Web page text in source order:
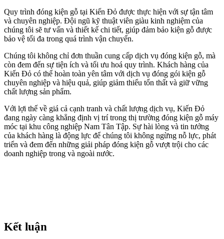
Quy trình đóng kiện gỗ tại Kiến Đỏ được thực hiện với sự tận tâm
và chuyên nghiệp. Đội ngũ kỹ thuật viên giàu kinh nghiệm của
chúng tôi sẽ tư vấn và thiết kế chi tiết, giúp đảm bảo kiện gỗ được
bảo vệ tối đa trong quá trình vận chuyển.
Chúng tôi không chỉ đơn thuần cung cấp dịch vụ đóng kiện gỗ, mà
còn đem đến sự tiện ích và tối ưu hoá quy trình. Khách hàng của
Kiến Đỏ có thể hoàn toàn yên tâm với dịch vụ đóng gói kiện gỗ
chuyên nghiệp và hiệu quả, giúp giảm thiểu tổn thất và giữ vững
chất lượng sản phẩm.
Với lợi thế về giá cả cạnh tranh và chất lượng dịch vụ, Kiến Đỏ
đang ngày càng khẳng định vị trí trong thị trường đóng kiện gỗ máy
móc tại khu công nghiệp Nam Tân Tập. Sự hài lòng và tin tưởng
của khách hàng là động lực để chúng tôi không ngừng nỗ lực, phát
triển và đem đến những giải pháp đóng kiện gỗ vượt trội cho các
doanh nghiệp trong và ngoài nước.
Kết luận